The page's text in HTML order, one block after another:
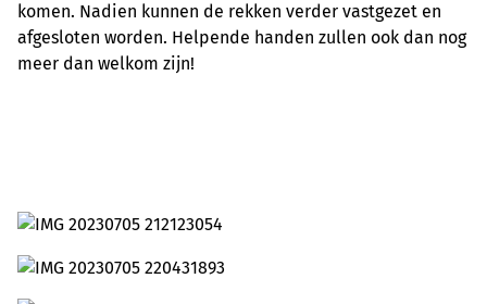
komen. Nadien kunnen de rekken verder vastgezet en
afgesloten worden. Helpende handen zullen ook dan nog
meer dan welkom zijn!